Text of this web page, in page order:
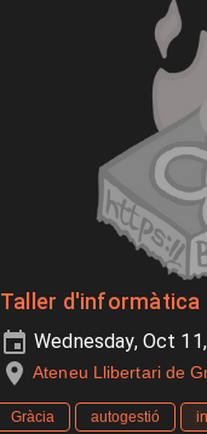
Taller d'informàtica
Wednesday, Oct
Ateneu Llibertari de
Gràcia autogestió